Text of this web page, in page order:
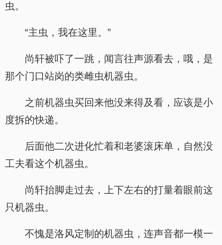
虫。
“主虫，我在这里。”
尚轩被吓了一跳，闻言往声源看去，哦，是
那个门口站岗的类雌虫机器虫。
之前机器虫买回来他没来得及看，应该是小
度拆的快递。
后面他二次进化忙着和老婆滚床单，自然没
工夫看这个机器虫。
尚轩抬脚走过去，上下左右的打量着眼前这
只机器虫。
不愧是洛风定制的机器虫，连声音都一模一